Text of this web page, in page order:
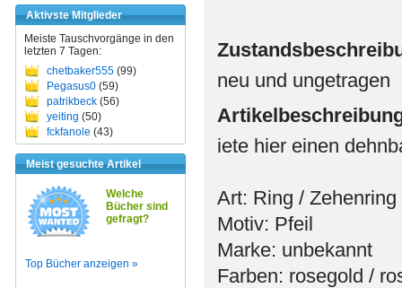
Aktivste Mitglieder
Meiste Tauschvorgänge in den
letzten 7 Tagen:
chetbaker555 (99)
Pegasus0 (59)
patrikbeck (56)
yeiting (50)
fckfanole (43)
Meist gesuchte Artikel
Welche
Bücher sind
gefragt?
Top Bücher anzeigen »
neu und ungetragen
iete hier einen
Art: Ring / Zehenring
Motiv: Pfeil
Marke: unbekannt
Farben: rosegold /